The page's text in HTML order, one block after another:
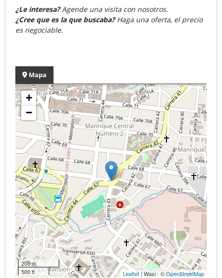
¿Le interesa?Agende una visita con nosotros.
¿Cree que es la que buscaba?Haga una oferta, el precio
es negociable.
Mapa
+
−
200 m
500 ft
Leaflet| Wasi - ©OpenStreetMap